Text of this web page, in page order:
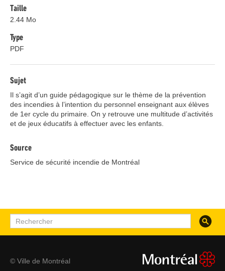
Taille
2.44 Mo
Type
PDF
Sujet
Il s’agit d’un guide pédagogique sur le thème de la prévention
des incendies à l’intention du personnel enseignant aux élèves
de 1er cycle du primaire. On y retrouve une multitude d’activités
et de jeux éducatifs à effectuer avec les enfants.
Source
Service de sécurité incendie de Montréal
Rechercher
© Ville de Montréal